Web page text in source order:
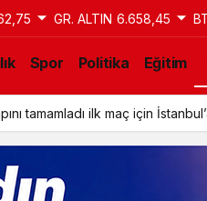
GR. ALTIN 6.658,45
Spor Politika Eğitim
tamamladı ilk maç için